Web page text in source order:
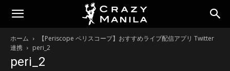
ホーム
【Periscope ペリスコープ】おすすめライブ配信アプリ Twitter
連携
peri_2
peri_2